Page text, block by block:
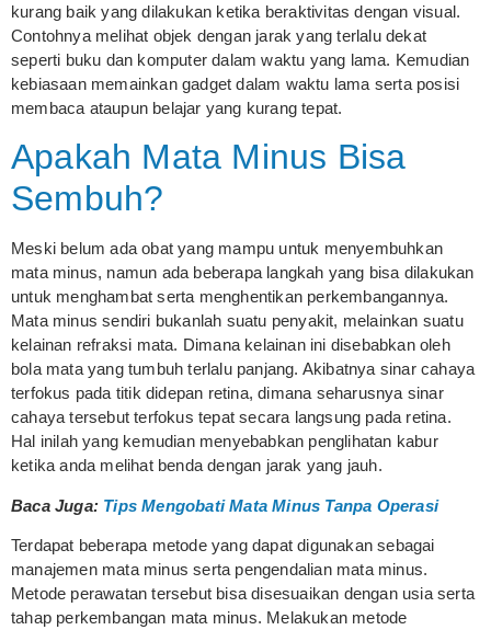
kurang baik yang dilakukan ketika beraktivitas dengan visual.
Contohnya melihat objek dengan jarak yang terlalu dekat
seperti buku dan komputer dalam waktu yang lama. Kemudian
kebiasaan memainkan gadget dalam waktu lama serta posisi
membaca ataupun belajar yang kurang tepat.
Apakah Mata Minus Bisa
Sembuh?
Meski belum ada obat yang mampu untuk menyembuhkan
mata minus, namun ada beberapa langkah yang bisa dilakukan
untuk menghambat serta menghentikan perkembangannya.
Mata minus sendiri bukanlah suatu penyakit, melainkan suatu
kelainan refraksi mata. Dimana kelainan ini disebabkan oleh
bola mata yang tumbuh terlalu panjang. Akibatnya sinar cahaya
terfokus pada titik didepan retina, dimana seharusnya sinar
cahaya tersebut terfokus tepat secara langsung pada retina.
Hal inilah yang kemudian menyebabkan penglihatan kabur
ketika anda melihat benda dengan jarak yang jauh.
Baca Juga: Tips Mengobati Mata Minus Tanpa Operasi
Terdapat beberapa metode yang dapat digunakan sebagai
manajemen mata minus serta pengendalian mata minus.
Metode perawatan tersebut bisa disesuaikan dengan usia serta
tahap perkembangan mata minus. Melakukan metode